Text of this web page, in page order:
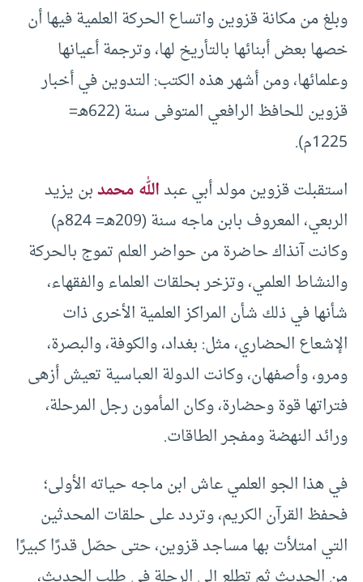
وبلغ من مكانة قزوين واتساع الحركة العلمية فيها أن
خصها بعض أبنائها بالتأريخ لها، وترجمة أعيانها
وعلمائها، ومن أشهر هذه الكتب: التدوين في أخبار
قزوين للحافظ الرافعي المتوفى سنة (622هـ=
1225م).
استقبلت قزوين مولد أبي عبدالله محمدبن يزيد
الربعي، المعروف بابن ماجه سنة (209هـ= 824م)
وكانت آنذاك حاضرة من حواضر العلم تموج بالحركة
والنشاط العلمي، وتزخر بحلقات العلماء والفقهاء،
شأنها في ذلك شأن المراكز العلمية الأخرى ذات
الإشعاع الحضاري، مثل: بغداد، والكوفة، والبصرة،
ومرو، وأصفهان، وكانت الدولة العباسية تعيش أزهى
فتراتها قوة وحضارة، وكان المأمون رجل المرحلة،
ورائد النهضة ومفجر الطاقات.
في هذا الجو العلمي عاش ابن ماجه حياته الأولى؛
فحفظ القرآن الكريم، وتردد على حلقات المحدثين
التي امتلأت بها مساجد قزوين، حتى حصّل قدرًا كبيرًا